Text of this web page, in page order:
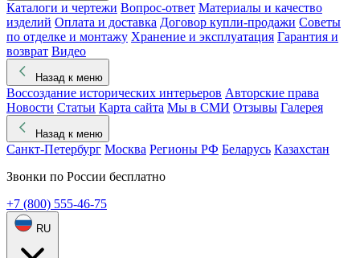
Каталоги и чертежи Вопрос-ответ Материалы и качество
изделий Оплата и доставка Договор купли-продажи Советы
по отделке и монтажу Хранение и эксплуатация Гарантия и
возврат Видео
Назад к меню
Воссоздание исторических интерьеров Авторские права
Новости Статьи Карта сайта Мы в СМИ Отзывы Галерея
Назад к меню
Санкт-Петербург Москва Регионы РФ Беларусь Казахстан
Звонки по России бесплатно
+7 (800) 555-46-75
RU